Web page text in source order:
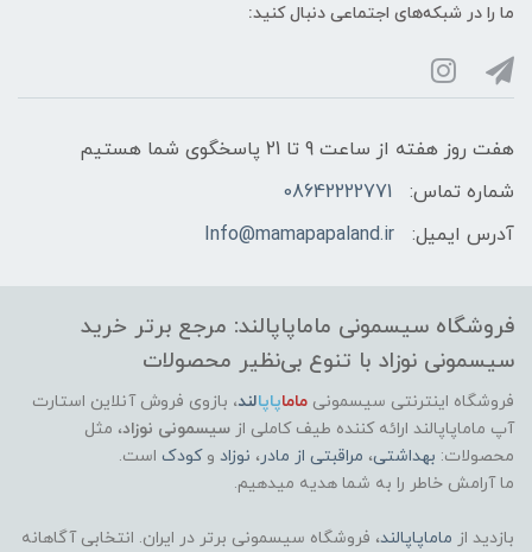
ما را در شبکه‌های اجتماعی دنبال کنید:
هفت روز هفته از ساعت 9 تا 21 پاسخگوی شما هستیم
شماره تماس:
08642222771
آدرس ایمیل:
Info@mamapapaland.ir
فروشگاه سیسمونی ماماپاپالند: مرجع برتر خرید
سیسمونی نوزاد با تنوع بی‌نظیر محصولات
فروشگاه اینترنتی سیسمونی ماماپاپالند، بازوی فروش آنلاین استارت
آپ ماماپاپالند ارائه کننده طیف کاملی از سیسمونی نوزاد، مثل
محصولات: بهداشتی، مراقبتی از مادر، نوزاد وکودک است.
ما آرامش خاطر را به شما هدیه میدهیم.
بازدید از ماماپاپالند، فروشگاه سیسمونی برتر در ایران. انتخابی آگاهانه